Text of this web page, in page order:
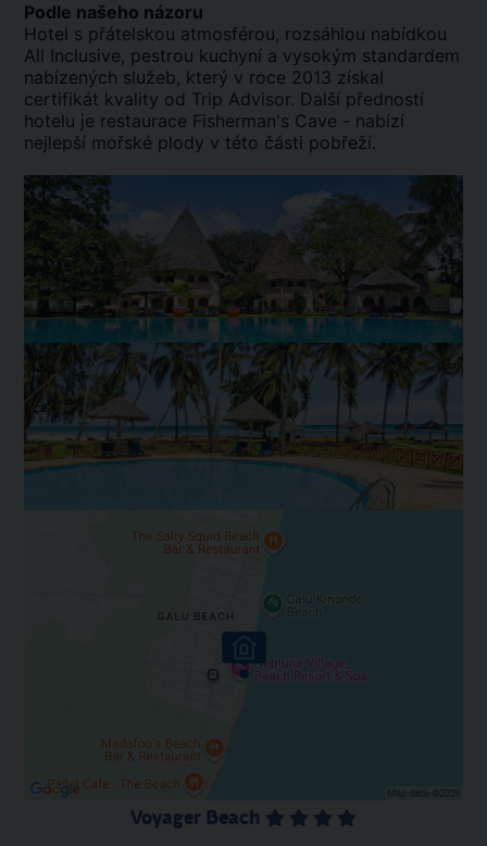
Podle našeho názoru
Hotel s přátelskou atmosférou, rozsáhlou nabídkou
All Inclusive, pestrou kuchyní a vysokým standardem
nabízených služeb, který v roce 2013 získal
certifikát kvality od Trip Advisor. Další předností
hotelu je restaurace Fisherman's Cave - nabízí
nejlepší mořské plody v této části pobřeží.
Voyager Beach